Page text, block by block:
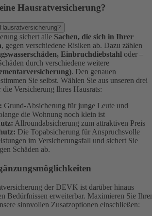
Hausratversicherung?
sichert alle Sachen, die sich in Ihrer
, gegen verschiedene Risiken ab. Dazu zählen
Einbruchdiebstahl oder –
durch verschiedene weitere
. Den genauen
Sie selbst. Wählen Sie aus unseren drei
Versicherung Ihres Hausrats:
Grund-Absicherung für junge Leute und
die Wohnung noch klein ist
Allroundabsicherung zum attraktiven Preis
Die Topabsicherung für Anspruchsvolle
im Versicherungsfall und sichert Sie
Schäden ab.
der DEVK ist darüber hinaus
Bedürfnissen erweiterbar. Maximieren Sie
sinnvollen Zusatzoptionen einschließen: